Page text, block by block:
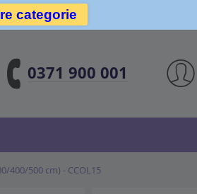
0371 900 001
400/500 cm) - CCOL15
categorie